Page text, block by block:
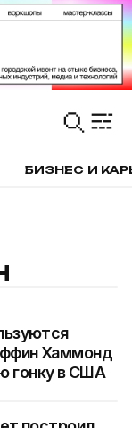
БИЗНЕС И
Хаммонд
гонку в США